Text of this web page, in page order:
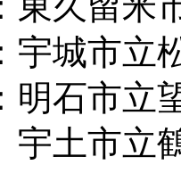
宇城市立
石市立
鶴城